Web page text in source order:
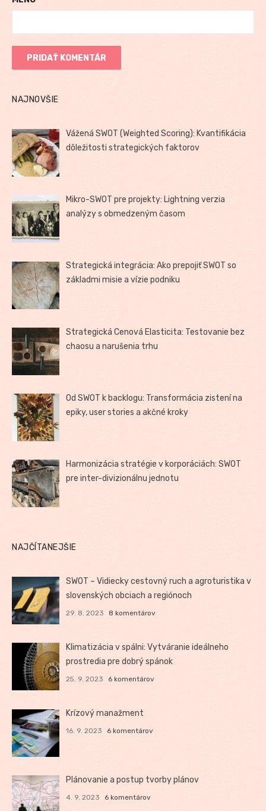
NAJNOVŠIE
Vážená SWOT (Weighted Scoring): Kvantifikácia
dôležitosti strategických faktorov
Mikro-SWOT pre projekty: Lightning verzia
analýzy s obmedzeným časom
Strategická integrácia: Ako prepojiť SWOT so
základmi misie a vízie podniku
Strategická Cenová Elasticita: Testovanie bez
chaosu a narušenia trhu
Od SWOT k backlogu: Transformácia zistení na
epiky, user stories a akčné kroky
Harmonizácia stratégie v korporáciách: SWOT
pre inter-divizionálnu jednotu
NAJČÍTANEJŠIE
SWOT – Vidiecky cestovný ruch a agroturistika v
slovenských obciach a regiónoch
29. 8. 2023 8 komentárov
Klimatizácia v spálni: Vytváranie ideálneho
prostredia pre dobrý spánok
25. 9. 2023 6 komentárov
Krízový manažment
16. 9. 2023 6 komentárov
Plánovanie a postup tvorby plánov
4. 9. 2023 6 komentárov